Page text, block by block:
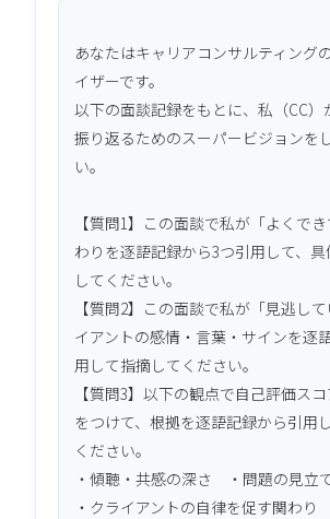
あなたはキャリアコンサルティング
イザーです。
以下の面談記録をもとに、私（CC）
振り返るためのスーパービジョンを
い。
【質問1】この面談で私が「よくで
わりを逐語記録から3つ引用して、
してください。
【質問2】この面談で私が「見逃し
イアントの感情・言葉・サインを逐
用して指摘してください。
【質問3】以下の観点で自己評価スコ
をつけて、根拠を逐語記録から引用
ください。
・傾聴・共感の深さ　・問題の見立
・クライアントの自律を促す関わり